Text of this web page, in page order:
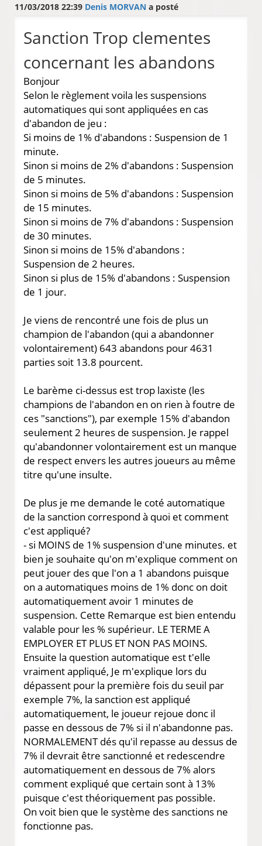
11/03/2018 22:39 Denis MORVAN a posté
Sanction Trop clementes
concernant les abandons
Bonjour
Selon le règlement voila les suspensions
automatiques qui sont appliquées en cas
d'abandon de jeu :
Si moins de 1% d'abandons : Suspension de 1
minute.
Sinon si moins de 2% d'abandons : Suspension
de 5 minutes.
Sinon si moins de 5% d'abandons : Suspension
de 15 minutes.
Sinon si moins de 7% d'abandons : Suspension
de 30 minutes.
Sinon si moins de 15% d'abandons :
Suspension de 2 heures.
Sinon si plus de 15% d'abandons : Suspension
de 1 jour.
Je viens de rencontré une fois de plus un
champion de l'abandon (qui a abandonner
volontairement) 643 abandons pour 4631
parties soit 13.8 pourcent.
Le barème ci-dessus est trop laxiste (les
champions de l'abandon en on rien à foutre de
ces "sanctions"), par exemple 15% d'abandon
seulement 2 heures de suspension. Je rappel
qu'abandonner volontairement est un manque
de respect envers les autres joueurs au même
titre qu'une insulte.
De plus je me demande le coté automatique
de la sanction correspond à quoi et comment
c'est appliqué?
- si MOINS de 1% suspension d'une minutes. et
bien je souhaite qu'on m'explique comment on
peut jouer des que l'on a 1 abandons puisque
on a automatiques moins de 1% donc on doit
automatiquement avoir 1 minutes de
suspension. Cette Remarque est bien entendu
valable pour les % supérieur. LE TERME A
EMPLOYER ET PLUS ET NON PAS MOINS.
Ensuite la question automatique est t'elle
vraiment appliqué, Je m'explique lors du
dépassent pour la première fois du seuil par
exemple 7%, la sanction est appliqué
automatiquement, le joueur rejoue donc il
passe en dessous de 7% si il n'abandonne pas.
NORMALEMENT dés qu'il repasse au dessus de
7% il devrait être sanctionné et redescendre
automatiquement en dessous de 7% alors
comment expliqué que certain sont à 13%
puisque c'est théoriquement pas possible.
On voit bien que le système des sanctions ne
fonctionne pas.